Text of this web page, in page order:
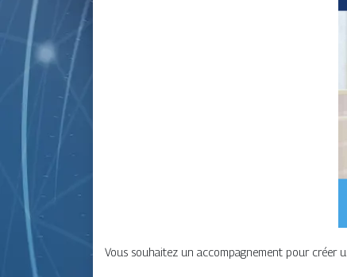
Vous souhaitez un accompagnement pour créer